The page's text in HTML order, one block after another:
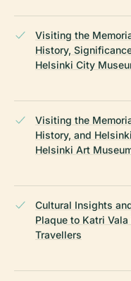
Visiting the
History,
Helsinki City
Visiting the
History, and
Helsinki Art
Cultural Insights
Plaque to Katri
Travellers